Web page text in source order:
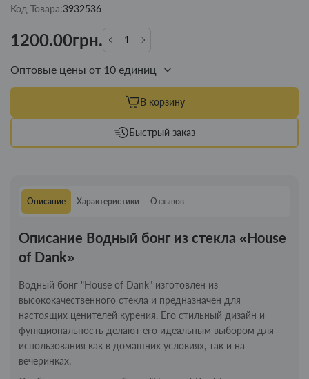
Код Товара:3932536
1200.00грн.
Оптовые цены от 10 единиц
В корзину
Быстрый заказ
Описание Характеристики Отзывов
Описание Водный бонг из стекла «House
of Dank»
Водный бонг "House of Dank" изготовлен из
высококачественного стекла и предназначен для
настоящих ценителей курения. Его стильный дизайн и
функциональность делают его идеальным выбором для
использования как в домашних условиях, так и на
вечеринках.